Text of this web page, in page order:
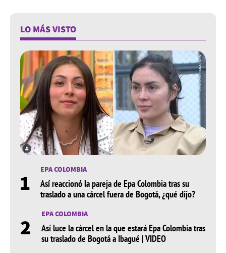
LO MÁS VISTO
1 EPA COLOMBIA
Así reaccionó la pareja de Epa Colombia tras su
traslado a una cárcel fuera de Bogotá, ¿qué dijo?
2 EPA COLOMBIA
Así luce la cárcel en la que estará Epa Colombia tras
su traslado de Bogotá a Ibagué | VIDEO